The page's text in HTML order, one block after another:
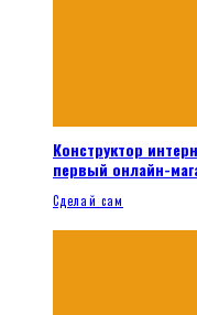
Конструктор
первый онлайн-
Сделай сам